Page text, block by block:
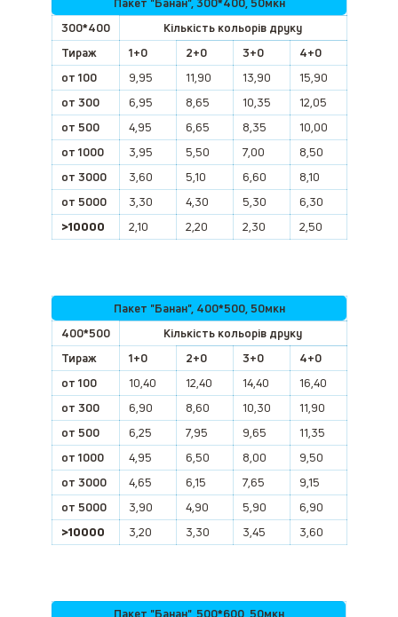
300*400
Кількість кольорів друку
Тираж
1+0 2+0 3+0
4+0
от 100
9,95 11,90 13,90
15,90
от 300
6,95 8,65 10,35
12,05
от 500
4,95 6,65 8,35
10,00
от 1000
3,95 5,50 7,00
8,50
от 3000
3,60 5,10 6,60
8,10
от 5000
3,30 4,30 5,30
6,30
>10000 2,10 2,20 2,30 2,50
Пакет "Банан", 400*500, 50мкн
400*500
Кількість кольорів друку
Тираж
1+0 2+0 3+0
4+0
от 100
10,40 12,40 14,40
16,40
от 300
6,90 8,60 10,30
11,90
от 500
6,25 7,95 9,65
11,35
от 1000
4,95 6,50 8,00
9,50
от 3000
4,65 6,15 7,65
9,15
от 5000
3,90 4,90 5,90
6,90
>10000 3,20 3,30 3,45 3,60
Пакет "Банан", 500*600, 50мкн